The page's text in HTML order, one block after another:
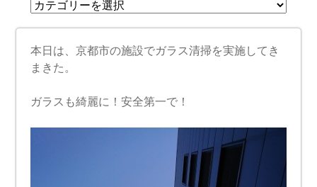
本日は、京都市の施設でガラス清掃を実施してき
まきた。
ガラスも綺麗に！安全第一で！